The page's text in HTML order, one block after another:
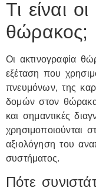
Τι είναι
θώρακος;
Οι ακτινογραφία
εξέταση που
πνευμόνων, της
δομών στον θώρακα.
και σημαντικές
χρησιμοποιούνται
αξιολόγηση του
συστήματος.
Πότε